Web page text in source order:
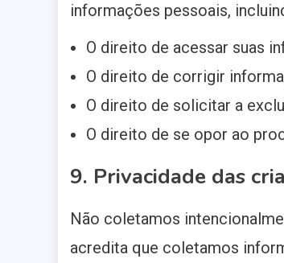
informações pessoais,
O direito de acessar suas
O direito de corrigir
O direito de solicitar a
O direito de se opor ao
9. Privacidade das
Não coletamos
acredita que coletamos